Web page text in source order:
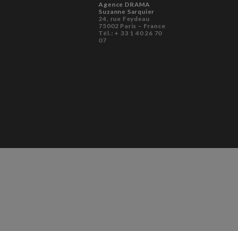
Agence DRAMA
Suzanne Sarquier
24, rue Feydeau
75002 Paris – France
Tél.: + 33 1 40 26 70
07